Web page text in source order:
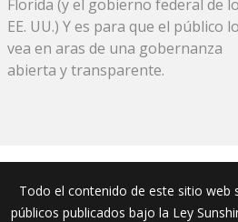
Florida (y el gobierno federal de
EE. UU.) Y es para que el público lo
vea en aras de una gobernanza
abierta y transparente.
Todo el contenido de este sitio web
públicos publicados bajo la Ley